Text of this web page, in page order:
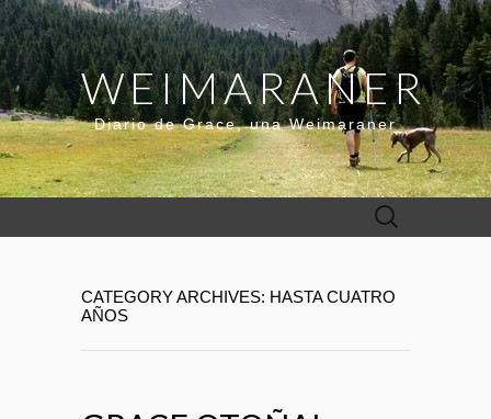
WEIMARANER
Diario de Grace, una Weimaraner
Buscar:
CATEGORY ARCHIVES: HASTA CUATRO
AÑOS